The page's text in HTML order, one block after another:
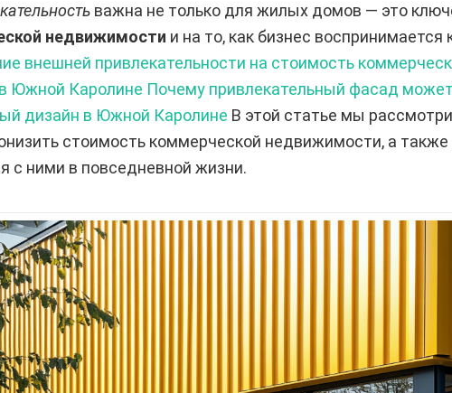
важна не только для жилых домов — это
недвижимости и на то, как бизнес воспринимается
внешней привлекательности на стоимость
Южной Каролине Почему привлекательный фасад
дизайн в Южной Каролине В этой статье мы
стоимость коммерческой недвижимости, а также
с ними в повседневной жизни.